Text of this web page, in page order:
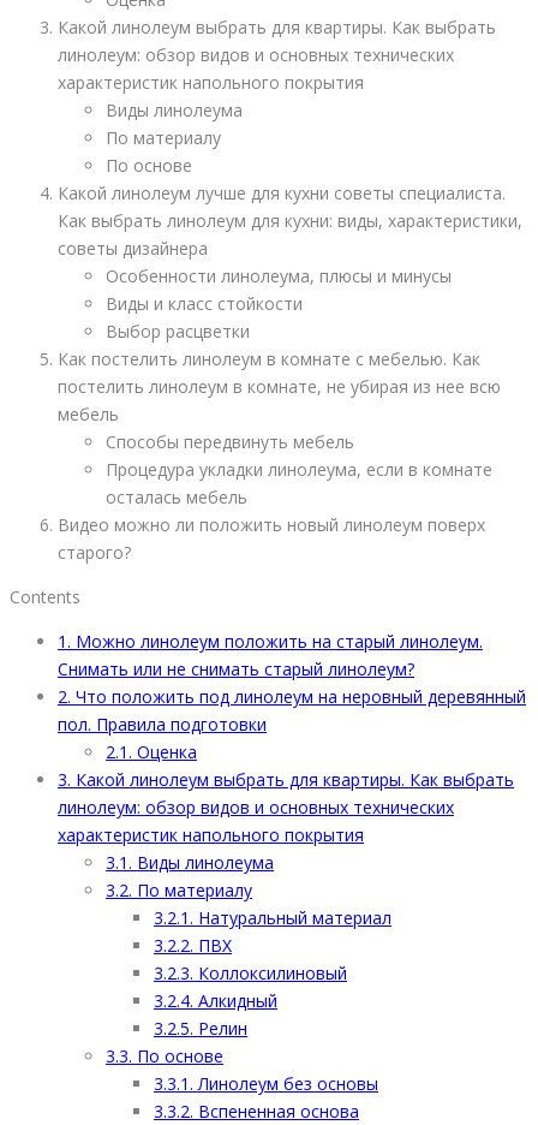
Какой линолеум выбрать для квартиры. Как выбрать
линолеум: обзор видов и основных технических
характеристик напольного покрытия
Виды линолеума
По материалу
По основе
Какой линолеум лучше для кухни советы специалиста.
Как выбрать линолеум для кухни: виды, характеристики,
советы дизайнера
Особенности линолеума, плюсы и минусы
Виды и класс стойкости
Выбор расцветки
Как постелить линолеум в комнате с мебелью. Как
постелить линолеум в комнате, не убирая из нее всю
мебель
Способы передвинуть мебель
Процедура укладки линолеума, если в комнате
осталась мебель
Видео можно ли положить новый линолеум поверх
старого?
Contents
1. Можно линолеум положить на старый линолеум.
Снимать или не снимать старый линолеум?
2. Что положить под линолеум на неровный деревянный
пол. Правила подготовки
2.1. Оценка
3. Какой линолеум выбрать для квартиры. Как выбрать
линолеум: обзор видов и основных технических
характеристик напольного покрытия
3.1. Виды линолеума
3.2. По материалу
3.2.1. Натуральный материал
3.2.2. ПВХ
3.2.3. Коллоксилиновый
3.2.4. Алкидный
3.2.5. Релин
3.3. По основе
3.3.1. Линолеум без основы
3.3.2. Вспененная основа